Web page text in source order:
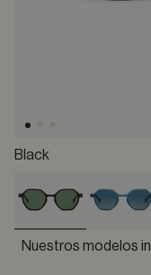
Black
selected
Nuestros modelos